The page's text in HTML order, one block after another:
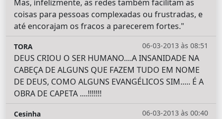
Mas, infelizmente, as redes também facilitam as
coisas para pessoas complexadas ou frustradas, e
até encorajam os fracos a parecerem fortes."
06-03-2013 às 08:51
TORA
DEUS CRIOU O SER HUMANO....A INSANIDADE NA
CABEÇA DE ALGUNS QUE FAZEM TUDO EM NOME
DE DEUS, COMO ALGUNS EVANGÉLICOS SIM..... É A
OBRA DE CAPETA ....!!!!!!!
06-03-2013 às 00:40
Cesinha